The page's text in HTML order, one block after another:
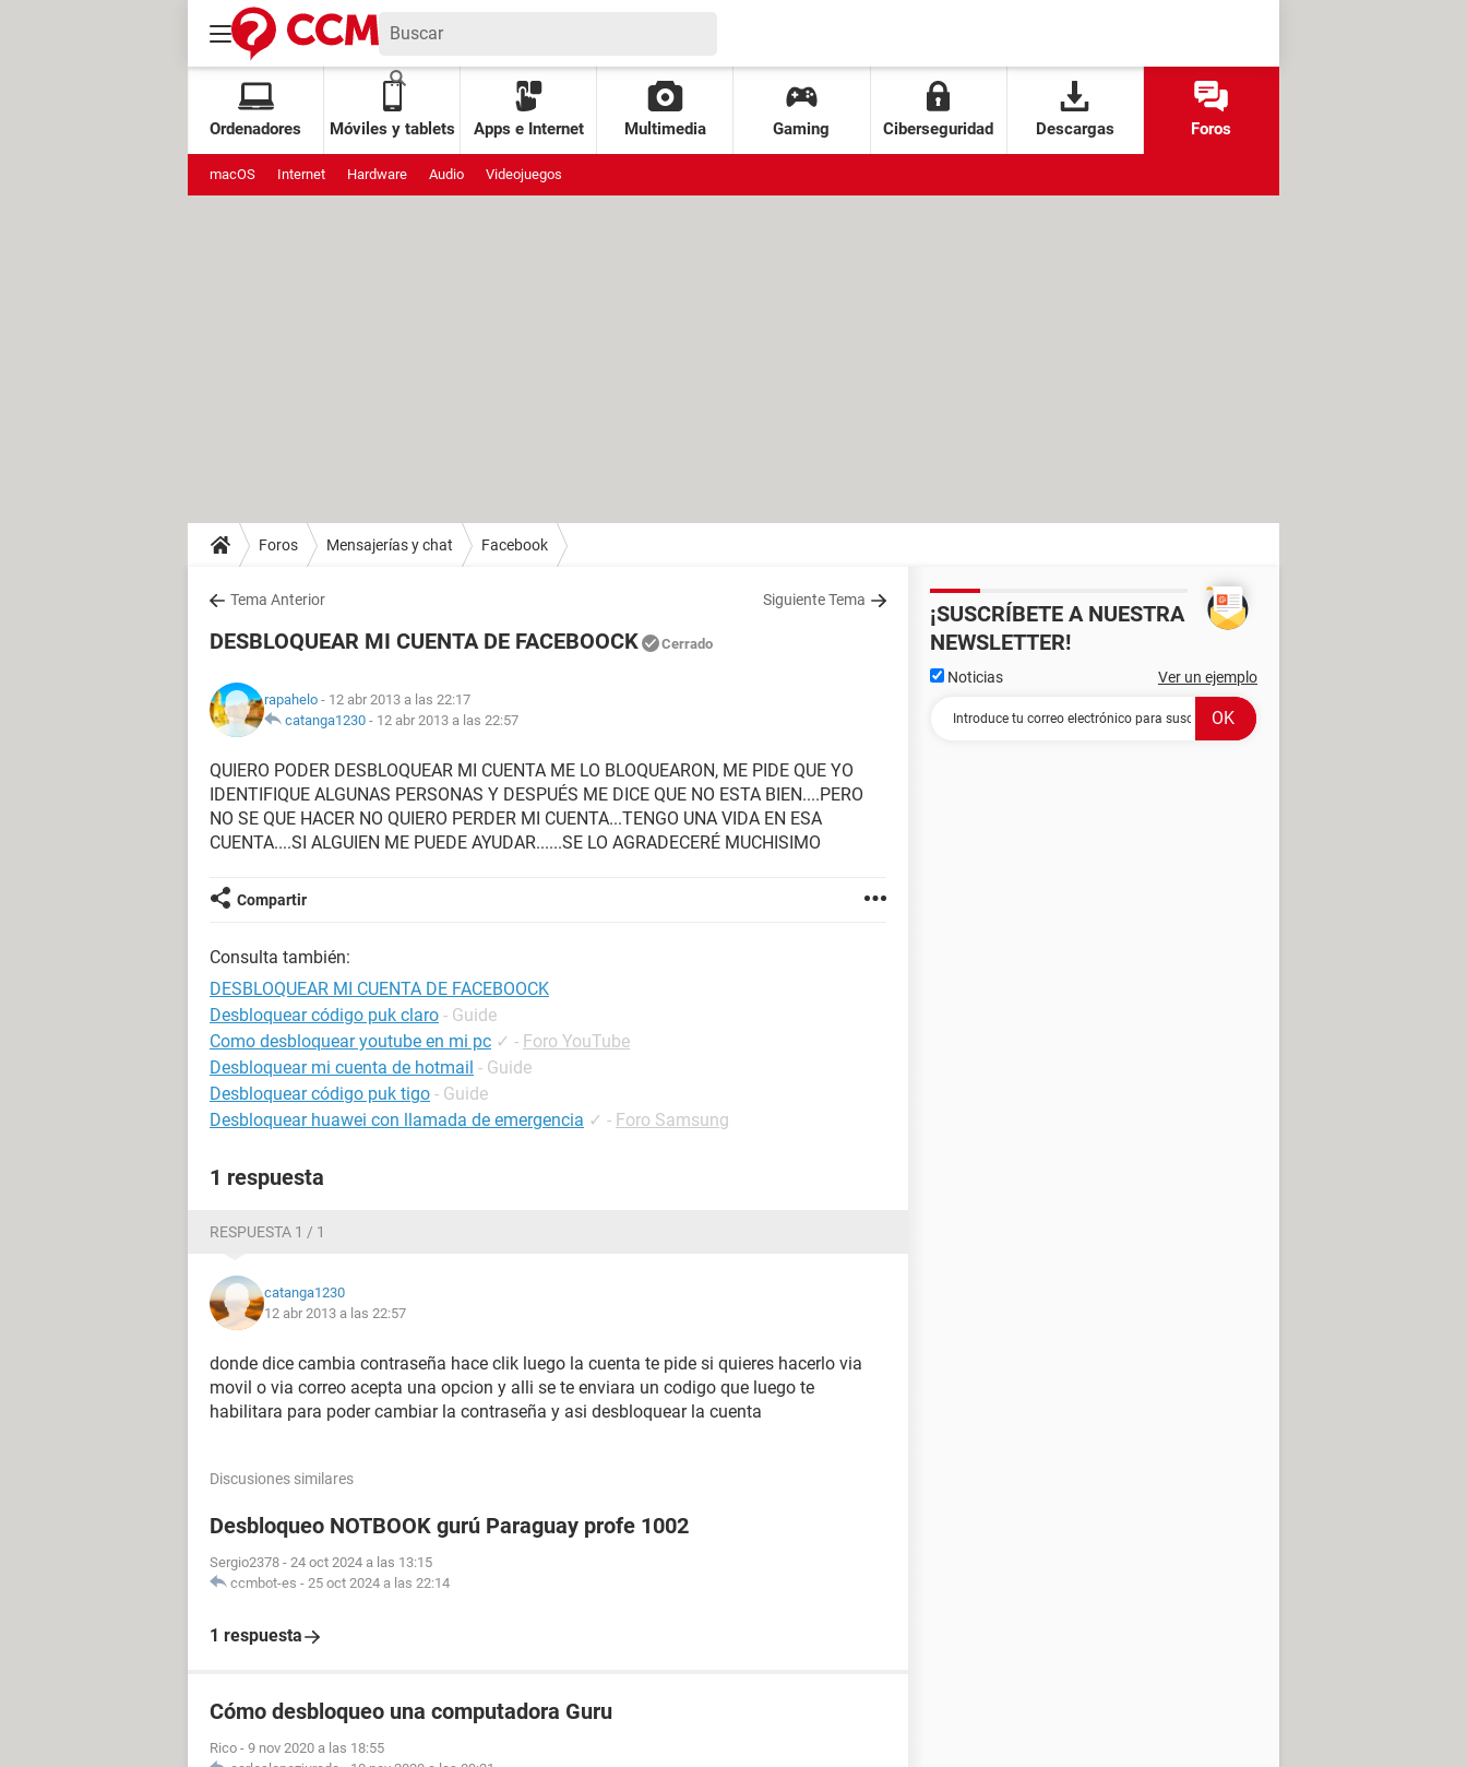
Ordenadores Móviles y tablets Apps e Internet Multimedia Gaming Ciberseguridad Descargas Foros
macOS Internet Hardware Audio Videojuegos
Foros Mensajerías y chat Facebook
Tema Anterior Siguiente Tema
DESBLOQUEAR MI CUENTA DE FACEBOOCK Cerrado
rapahelo - 12 abr 2013 a las 22:17
catanga1230 - 12 abr 2013 a las 22:57
QUIERO PODER DESBLOQUEAR MI CUENTA ME LO BLOQUEARON, ME PIDE QUE YO
IDENTIFIQUE ALGUNAS PERSONAS Y DESPUÉS ME DICE QUE NO ESTA BIEN....PERO
NO SE QUE HACER NO QUIERO PERDER MI CUENTA...TENGO UNA VIDA EN ESA
CUENTA....SI ALGUIEN ME PUEDE AYUDAR......SE LO AGRADECERÉ MUCHISIMO
Compartir
Consulta también:
DESBLOQUEAR MI CUENTA DE FACEBOOCK
Desbloquear código puk claro - Guide
Como desbloquear youtube en mi pc ✓ - Foro YouTube
Desbloquear mi cuenta de hotmail - Guide
Desbloquear código puk tigo - Guide
Desbloquear huawei con llamada de emergencia ✓ - Foro Samsung
1 respuesta
RESPUESTA 1 / 1
catanga1230
12 abr 2013 a las 22:57
donde dice cambia contraseña hace clik luego la cuenta te pide si quieres hacerlo via
movil o via correo acepta una opcion y alli se te enviara un codigo que luego te
habilitara para poder cambiar la contraseña y asi desbloquear la cuenta
Discusiones similares
Desbloqueo NOTBOOK gurú Paraguay profe 1002
Sergio2378 - 24 oct 2024 a las 13:15
ccmbot-es - 25 oct 2024 a las 22:14
1 respuesta
Cómo desbloqueo una computadora Guru
Rico - 9 nov 2020 a las 18:55
¡SUSCRÍBETE A NUESTRA
NEWSLETTER!
Noticias Ver un ejemplo